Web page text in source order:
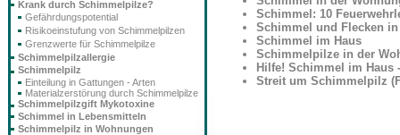
Schimmel: 10
Schimmel und Flecken
Schimmel im Haus
Schimmelpilze in der
Hilfe! Schimmel im Haus
Streit um Schimmelpilz
Krank durch Schimmelpilze?
Gefährdungspotential
Risikoeinstufung von Schimmelpilzen
Grenzwerte für Schimmelpilze
Schimmelpilzallergie
Schimmelpilz
Einteilung in Gattungen - Arten
Materialzerstörung durch Schimmelpilze
Schimmelpilzgift Mykotoxine
Schimmel in Lebensmitteln
Schimmelpilz in Wohnungen